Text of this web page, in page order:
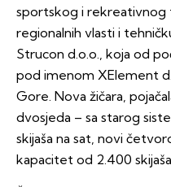
sportskog i rekreativnog
regionalnih vlasti i
Strucon d.o.o., koja od
pod imenom XElement
Gore. Nova žičara,
dvosjeda – sa starog
skijaša na sat, novi
kapacitet od 2.400